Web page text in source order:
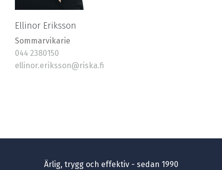
Ellinor Eriksson
Sommarvikarie
044 2380150
ellinor.eriksson@riska.fi
Ärlig, trygg och effektiv - sedan 1990